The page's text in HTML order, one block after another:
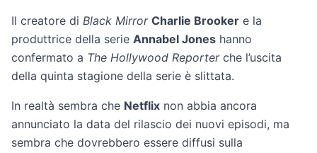
Il creatore di Black Mirror Charlie Brooker e la
produttrice della serie Annabel Jones hanno
confermato a The Hollywood Reporterche l’uscita
della quinta stagione della serie è slittata.
In realtà sembra che Netflix non abbia ancora
annunciato la data del rilascio dei nuovi episodi, ma
sembra che dovrebbero essere diffusi sulla